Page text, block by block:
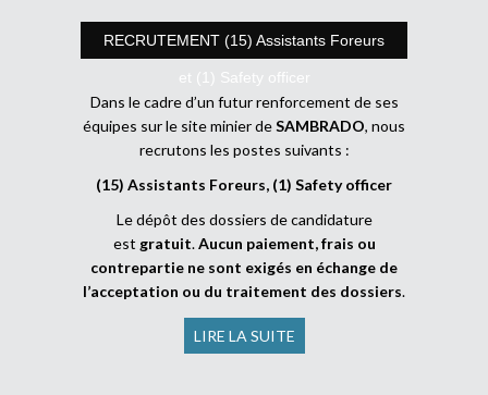
RECRUTEMENT (15) Assistants Foreurs
et (1) Safety officer
Dans le cadre d’un futur renforcement de ses
équipes sur le site minier deSAMBRADO, nous
recrutons les postes suivants :
(15) Assistants Foreurs, (1) Safety officer
Le dépôt des dossiers de candidature
est gratuit.Aucun paiement, frais ou
contrepartie ne sont exigés en échange de
l’acceptation ou du traitement des dossiers.
LIRE LA SUITE